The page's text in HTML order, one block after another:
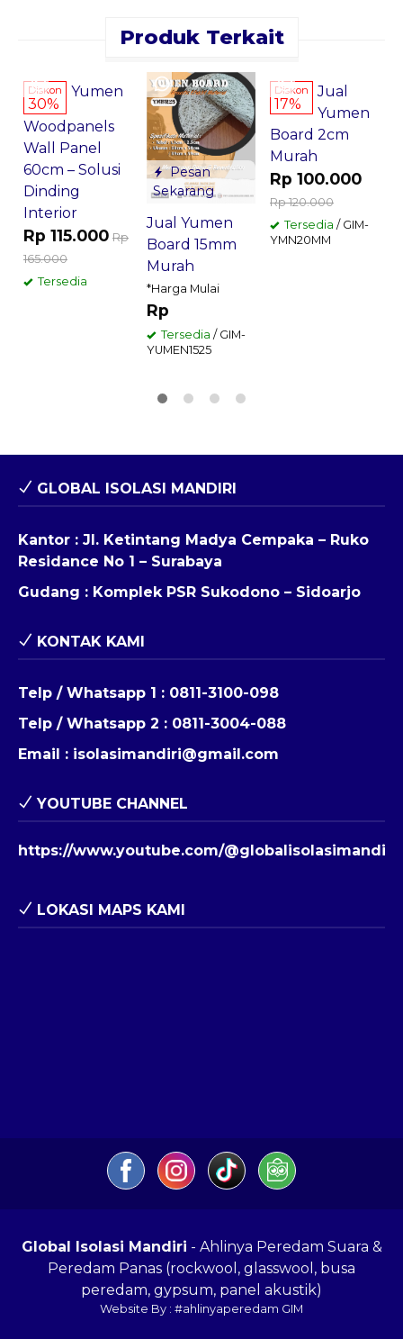
Produk Terkait
Diskon
30%
Yumen
Woodpanels
Wall Panel
60cm – Solusi
Dinding
Interior
Rp 115.000 Rp
165.000
Tersedia
Pesan
Sekarang
Jual Yumen
Board 15mm
Murah
*Harga Mulai
Rp
Tersedia / GIM-
YUMEN1525
Diskon
17%
Jual
Yumen
Board 2cm
Murah
Rp 100.000
Rp 120.000
Tersedia / GIM-
YMN20MM
GLOBAL ISOLASI MANDIRI
Kantor : Jl. Ketintang Madya Cempaka – Ruko
Residance No 1 – Surabaya
Gudang : Komplek PSR Sukodono – Sidoarjo
KONTAK KAMI
Telp / Whatsapp 1 : 0811-3100-098
Telp / Whatsapp 2 : 0811-3004-088
Email : isolasimandiri@gmail.com
YOUTUBE CHANNEL
https://www.youtube.com/@globalisolasimandiri
LOKASI MAPS KAMI
Global Isolasi Mandiri - Ahlinya Peredam Suara &
Peredam Panas (rockwool, glasswool, busa
peredam, gypsum, panel akustik)
Website By : #ahlinyaperedam GIM